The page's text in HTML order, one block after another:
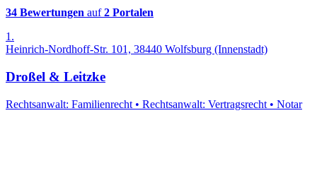
34 Bewertungen auf2 Portalen
1.
Heinrich-Nordhoff-Str. 101, 38440 Wolfsburg (Innenstadt)
Droßel & Leitzke
Rechtsanwalt: Familienrecht • Rechtsanwalt: Vertragsrecht • Notar